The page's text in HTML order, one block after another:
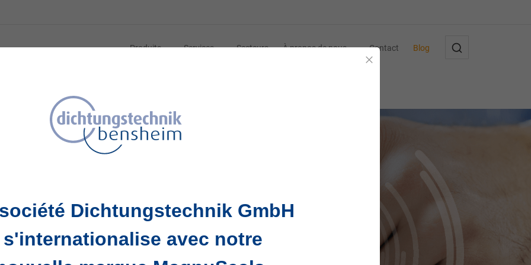
Produits Services Secteurs À propos de nous Contact Blog
Dichtungstechnik GmbH
s'internationalise avec notre